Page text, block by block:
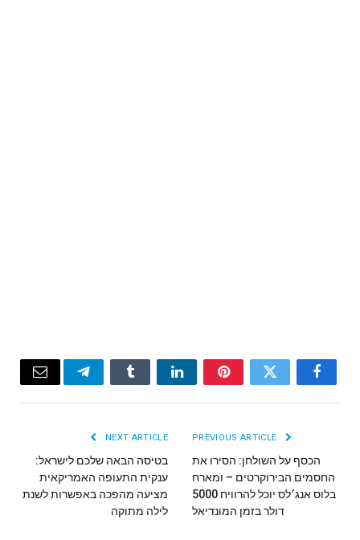
Facebook
Twitter
Pinterest
LinkedIn
Tumblr
Telegram
Email
הכסף על השולחן: הסירו את
החסמים הבירוקרטים – ומארח
בלוס אנג׳לס יוכל להרוויח 5000
דולר בזמן המונדיאל
NEXT ARTICLE
בטיסה הבאה שלכם לישראל:
ענקית התעופה האמריקאית
מציעה מהפכה באפשרות לשנת
לילה מתוקה